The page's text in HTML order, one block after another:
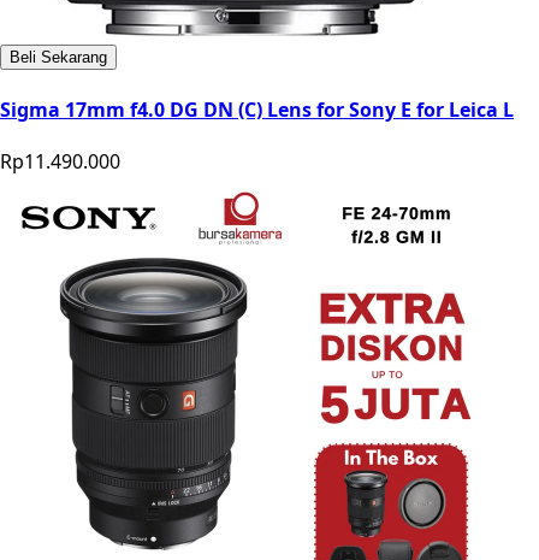
Beli Sekarang
Sigma 17mm f4.0 DG DN (C) Lens for Sony E for Leica L
Rp11.490.000